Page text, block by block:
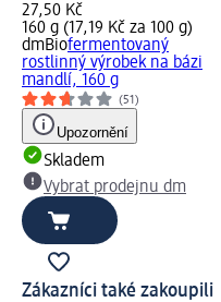
27,50 Kč
160 g (17,19 Kč za 100 g)
dmBiofermentovaný
rostlinný výrobek na bázi
mandlí, 160 g
(51)
Upozornění
Skladem
Vybrat prodejnu dm
Zákazníci také zakoupili